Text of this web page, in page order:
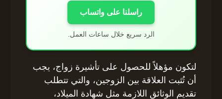
راسلنا على واتساب
الرد سريع خلال ساعات العمل.
لتكون مؤهلاً للحصول على تأشيرة زواج، يجب
أن تُثبت العلاقة بين الزوجين، والتي تتطلب
تقديم الوثائق اللازمة مثل شهادة الميلاد،